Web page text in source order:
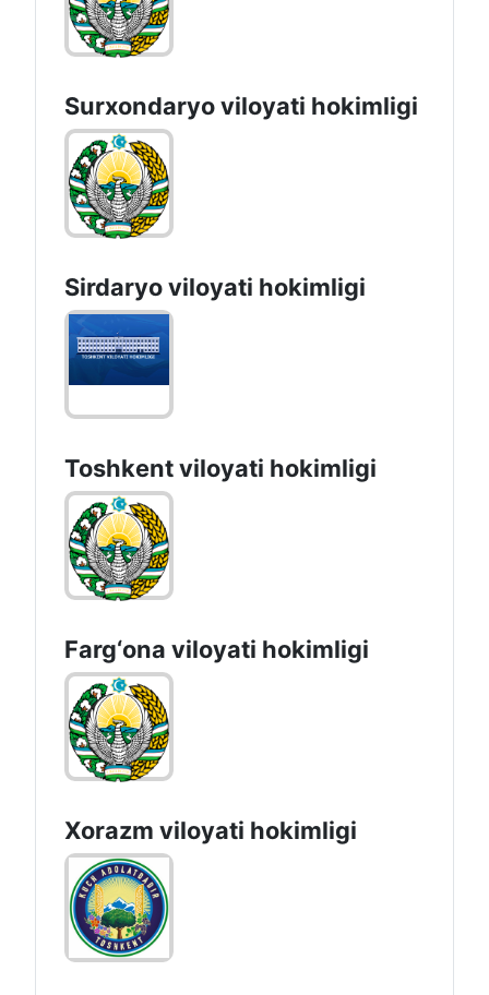
Surxondaryo vilоyati hоkimligi
Sirdaryo vilоyati hоkimligi
Toshkent vilоyati hоkimligi
Farg‘оnа vilоyati hоkimligi
Xorazm vilоyati hоkimligi